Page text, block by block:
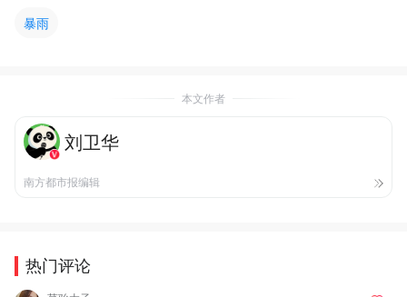
暴雨
本文作者
刘卫华
南方都市报编辑
热门评论